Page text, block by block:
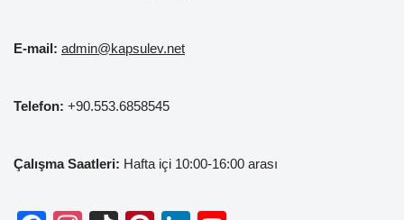
E-mail: admin@kapsulev.net
Telefon: +90.553.6858545
Çalışma Saatleri: Hafta içi 10:00-16:00 arası